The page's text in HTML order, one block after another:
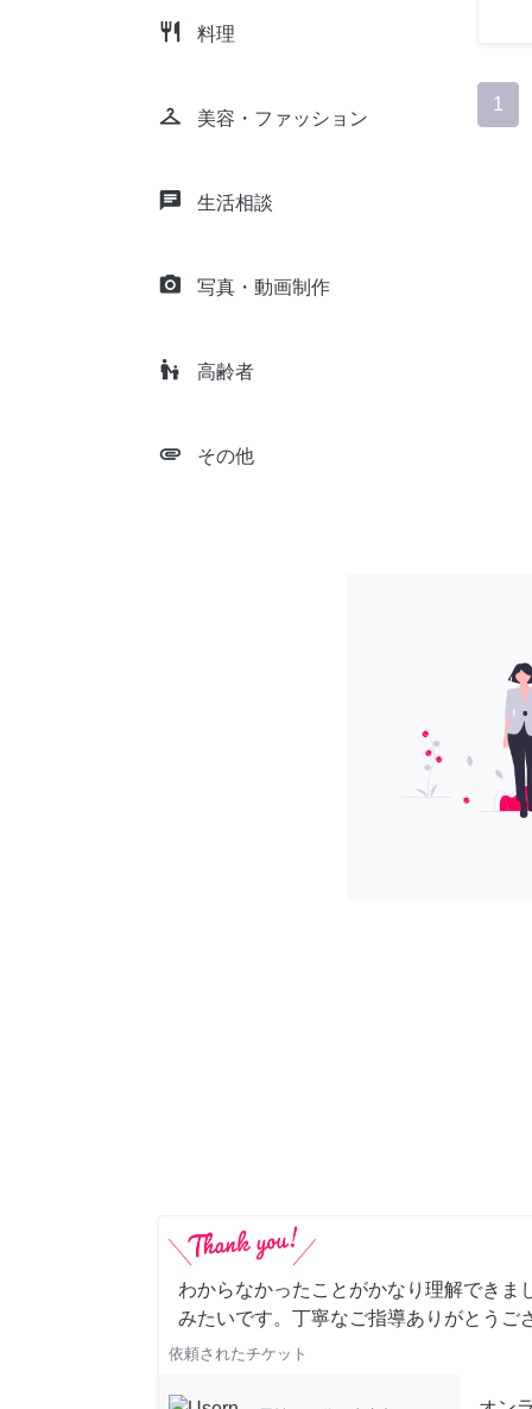
restaurant 料理
checkroom 美容・ファッション
chat 生活相談
camera_alt 写真・動画制作
escalator_warning 高齢者
attachment その他
1
わからなかったことがかなり理解できま
みたいです。丁寧なご指導ありがとうご
依頼されたチケット